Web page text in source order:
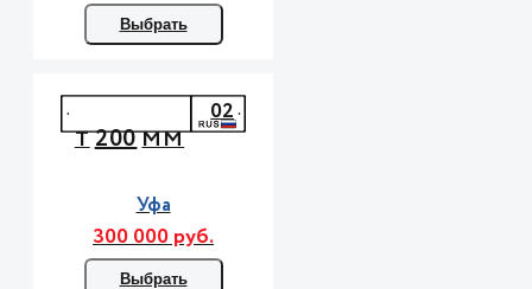
Выбрать
Т200ММ
02
Уфа
300 000 руб.
Выбрать